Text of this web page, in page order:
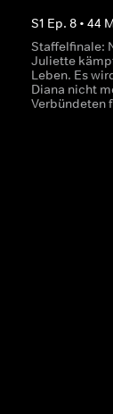
S1 Ep. 8• 44
Staffelfinale:
Juliette
Leben. Es
Diana nicht
Verbündeten